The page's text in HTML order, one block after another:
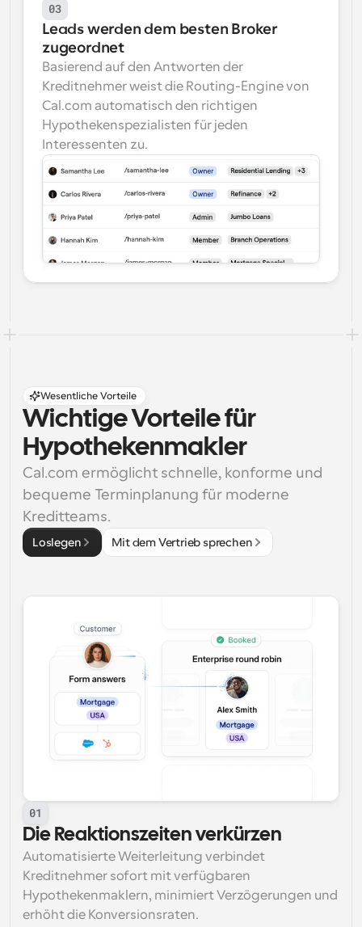
03
Leads werden dem besten Broker
zugeordnet
Basierend auf den Antworten der
Kreditnehmer weist die Routing-Engine von
Cal.com automatisch den richtigen
Hypothekenspezialisten für jeden
Interessenten zu.
Wesentliche Vorteile
Wichtige Vorteile für
Hypothekenmakler
Cal.com ermöglicht schnelle, konforme und
bequeme Terminplanung für moderne
Kreditteams.
Loslegen Mit dem Vertrieb sprechen
01
Die Reaktionszeiten verkürzen
Automatisierte Weiterleitung verbindet
Kreditnehmer sofort mit verfügbaren
Hypothekenmaklern, minimiert Verzögerungen und
erhöht die Konversionsraten.